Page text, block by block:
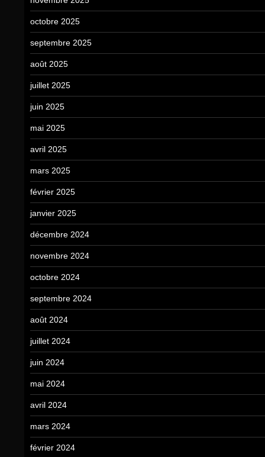
octobre 2025
septembre 2025
août 2025
juillet 2025
juin 2025
mai 2025
avril 2025
mars 2025
février 2025
janvier 2025
décembre 2024
novembre 2024
octobre 2024
septembre 2024
août 2024
juillet 2024
juin 2024
mai 2024
avril 2024
mars 2024
février 2024